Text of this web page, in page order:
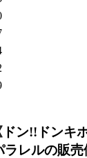
ドン!!ドンキ
ラレルの販売